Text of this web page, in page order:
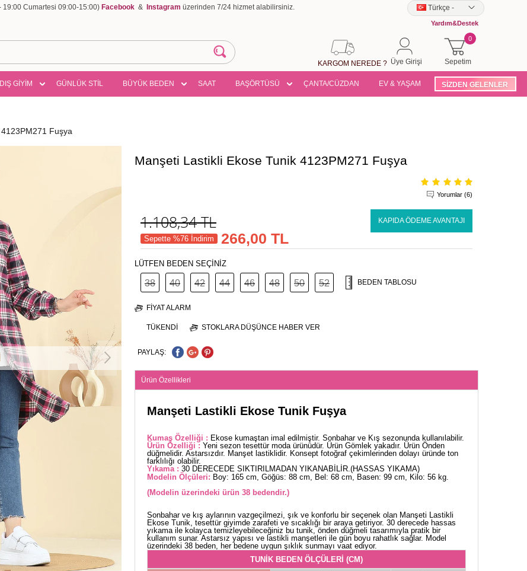
Cumartesi 09:00-15:00) Facebook & Instagram üzerinden 7/24 hizmet alabilirsiniz. Türkçe -
Yardım&Destek
Sepetim
0
Üye Girişi
KARGOM NEREDE ?
DIŞ GİYİM GÜNLÜK STİL BÜYÜK BEDEN SAAT BAŞÖRTÜSÜ ÇANTA/CÜZDAN EV & YAŞAM SİZDEN GELENLER
Fuşya
Manşeti Lastikli Ekose Tunik 4123PM271 Fuşya
Yorumlar (6)
1.108,34TL KAPIDA ÖDEME AVANTAJI
Sepette %76 İndirim 266,00 TL
LÜTFEN BEDEN SEÇİNİZ
38 40 42 44 46 48 50 52 BEDEN TABLOSU
FIYAT ALARM
TÜKENDI STOKLARA DÜŞÜNCE HABER VER
PAYLAŞ:
Ürün Özellikleri
Manşeti Lastikli Ekose Tunik Fuşya
Kumaş Özelliği : Ekose kumaştan imal edilmiştir. Sonbahar ve Kış sezonunda kullanılabilir.
Ürün Özelliği : Yeni sezon tesettür moda ürünüdür. Ürün Gömlek yakadır. Ürün Önden
düğmelidir. Astarsızdır. Manşet lastiklidir. Konsept fotoğraf çekimlerinden dolayı üründe ton
farklılığı olabilir.
Yıkama : 30 DERECEDE SIKTIRILMADAN YIKANABİLİR.(HASSAS YIKAMA)
Modelin Ölçüleri: Boy: 165 cm, Göğüs: 88 cm, Bel: 68 cm, Basen: 99 cm, Kilo: 56 kg.
(Modelin üzerindeki ürün 38 bedendir.)
Sonbahar ve kış aylarının vazgeçilmezi, şık ve konforlu bir seçenek olan Manşeti Lastikli
Ekose Tunik, tesettür giyimde zarafeti ve sıcaklığı bir araya getiriyor. 30 derecede hassas
yıkama ile kolayca temizleyebileceğiniz bu tunik, önden düğmeli tasarımıyla pratik bir
kullanım sunar. Astarsız yapısı ve lastikli manşetleri ile gün boyu rahatlık sağlar. Model
üzerindeki 38 beden, her bedene uygun şıklık sunmayı vaat ediyor.
TUNİK BEDEN ÖLÇÜLERİ (CM)